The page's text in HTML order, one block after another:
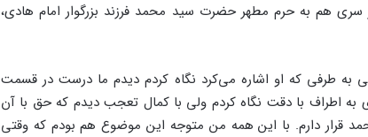
سرى هم به حرم مطهر حضرت سید محمد فرزند بزرگوار امام هادى،
به طرفى که او اشاره مى‌‌کرد نگاه کردم دیدم ما درست در قسمت
اطراف با دقت نگاه کردم ولى با کمال تعجب دیدم که حق با آن
قرار دارم. با این همه من متوجه این موضوع هم بودم که وقتى